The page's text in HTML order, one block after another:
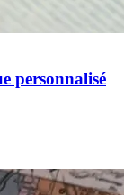
personnalisé